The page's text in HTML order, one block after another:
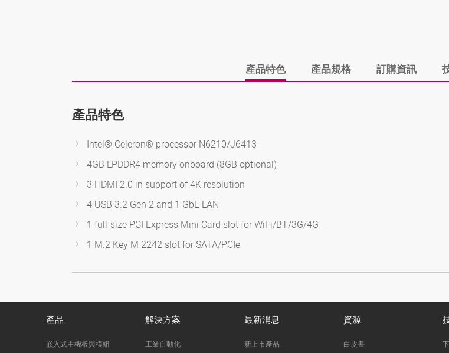
產品特色 產品規格 訂購資訊
產品特色
Intel® Celeron® processor N6210/J6413
4GB LPDDR4 memory onboard (8GB optional)
3 HDMI 2.0 in support of 4K resolution
4 USB 3.2 Gen 2 and 1 GbE LAN
1 full-size PCI Express Mini Card slot for WiFi/BT/3G/4G
1 M.2 Key M 2242 slot for SATA/PCIe
產品
嵌入式主機板與模組
解決方案
工業自動化
最新消息
新上市產品
資源
白皮書